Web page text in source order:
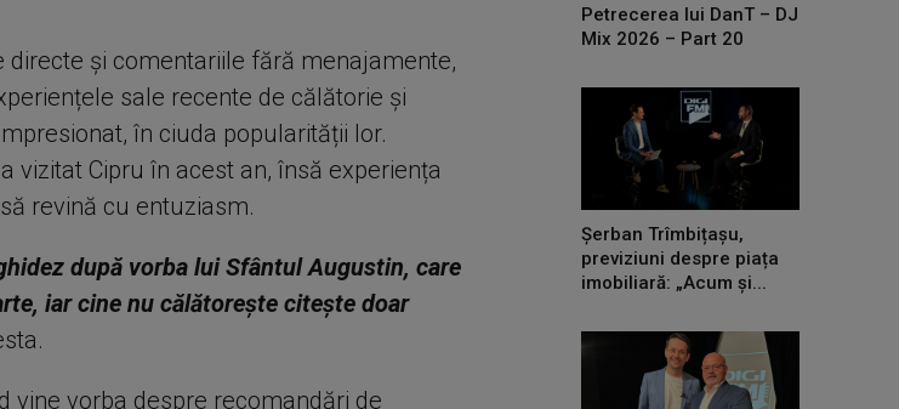
directe și comentariile fără menajamente,
sale recente de călătorie și
în ciuda popularității lor.
vizitat Cipru în acest an, însă experiența
revină cu entuziasm.
după vorba lui Sfântul Augustin, care
iar cine nu călătorește citește doar
vine vorba despre recomandări de
Petrecerea lui DanT – DJ
Mix 2026 – Part 20
Șerban Trîmbițașu,
previziuni despre piața
imobiliară: „Acum și...